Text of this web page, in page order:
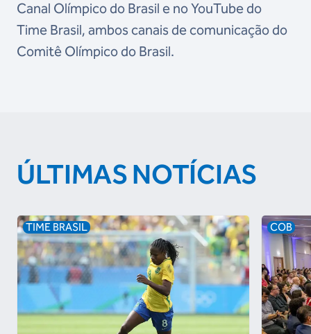
Canal Olímpico do Brasil e no YouTube do
Time Brasil, ambos canais de comunicação do
Comitê Olímpico do Brasil.
ÚLTIMAS NOTÍCIAS
TIME BRASIL COB